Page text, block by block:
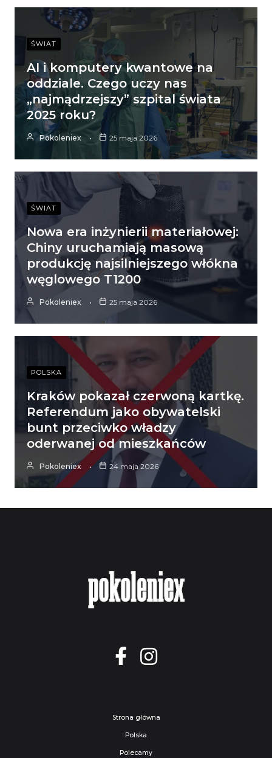
ŚWIAT
AI i komputery kwantowe na
oddziale. Czego uczy nas
„najmądrzejszy” szpital świata
2025 roku?
Pokoleniex 25 maja 2026
ŚWIAT
Nowa era inżynierii materiałowej:
Chiny uruchamiają masową
produkcję najsilniejszego włókna
węglowego T1200
Pokoleniex 25 maja 2026
POLSKA
Kraków pokazał czerwoną kartkę.
Referendum jako obywatelski
bunt przeciwko władzy
oderwanej od mieszkańców
Pokoleniex 24 maja 2026
Strona główna
Polska
Polecamy